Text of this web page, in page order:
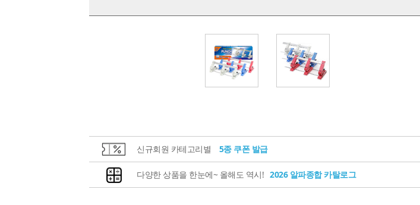
신규회원 카테고리별 5종 쿠폰 발급
다양한 상품을 한눈에~ 올해도 역시! 2026 알파종합 카탈로그